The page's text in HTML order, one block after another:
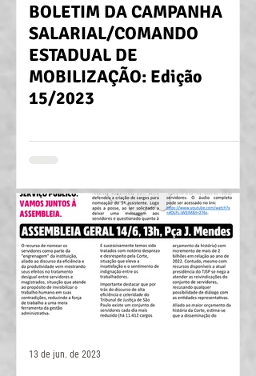
BOLETIM DA CAMPANHA
SALARIAL/COMANDO
ESTADUAL DE
MOBILIZAÇÃO: Edição
15/2023
13 de jun. de 2023